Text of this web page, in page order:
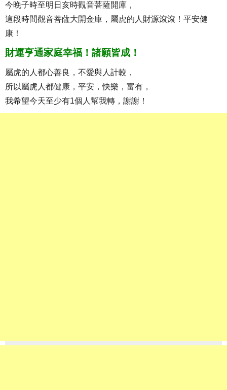
今晚子時至明日亥時觀音菩薩開庫，
這段時間觀音菩薩大開金庫，屬虎的人財源滾滾！平安健
康！
財運亨通家庭幸福！諸願皆成！
屬虎的人都心善良，不愛與人計較，
所以屬虎人都健康，平安，快樂，富有，
我希望今天至少有1個人幫我轉，謝謝！